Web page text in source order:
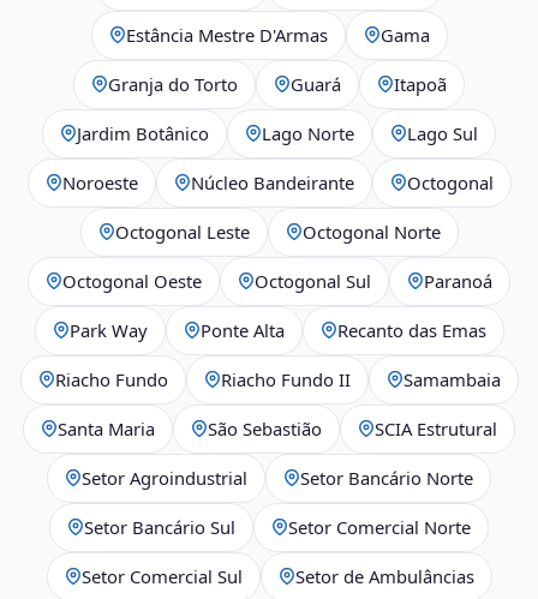
Estância Mestre D'Armas Gama
Granja do Torto Guará Itapoã
Jardim Botânico Lago Norte Lago Sul
Noroeste Núcleo Bandeirante Octogonal
Octogonal Leste Octogonal Norte
Octogonal Oeste Octogonal Sul Paranoá
Park Way Ponte Alta Recanto das Emas
Riacho Fundo Riacho Fundo II Samambaia
Santa Maria São Sebastião SCIA Estrutural
Setor Agroindustrial Setor Bancário Norte
Setor Bancário Sul Setor Comercial Norte
Setor Comercial Sul Setor de Ambulâncias